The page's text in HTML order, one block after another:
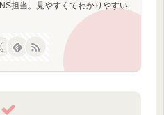
担当。見やすくてわかりやすい